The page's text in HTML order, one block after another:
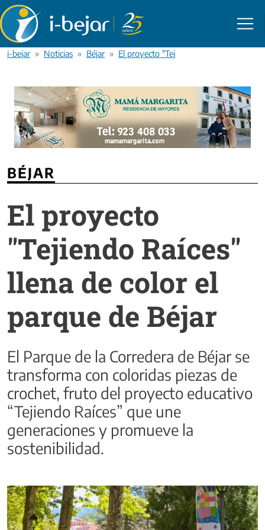
Pasar al contenido principal
i-bejar Noticias Béjar El proyecto "Tejiendo Raíces" llena de
BÉJAR
El proyecto
"Tejiendo Raíces"
llena de color el
parque de Béjar
El Parque de la Corredera de Béjar se
transforma con coloridas piezas de
crochet, fruto del proyecto educativo
“Tejiendo Raíces” que une
generaciones y promueve la
sostenibilidad.